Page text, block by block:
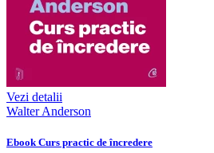
Vezi detalii
Walter Anderson
Ebook Curs practic de încredere